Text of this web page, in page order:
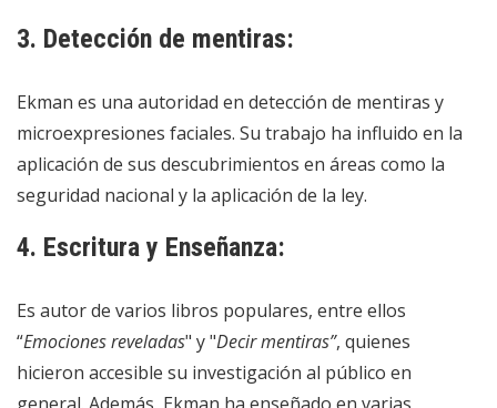
3. Detección de mentiras:
Ekman es una autoridad en detección de mentiras y
microexpresiones faciales. Su trabajo ha influido en la
aplicación de sus descubrimientos en áreas como la
seguridad nacional y la aplicación de la ley.
4. Escritura y Enseñanza:
Es autor de varios libros populares, entre ellos
“Emociones reveladas" y "Decir mentiras”, quienes
hicieron accesible su investigación al público en